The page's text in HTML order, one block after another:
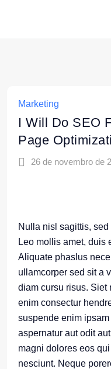
Marketing
I Will Do SEO
Page
26 de novembro de
Nulla nisl sagittis,
Leo mollis amet, duis
Aliquate phaslus
ullamcorper sed sit a
diam cursu risus. Siet
enim consectur
suspende enim
aspernatur aut odit
magni dolores eos
nesciunt. Neque